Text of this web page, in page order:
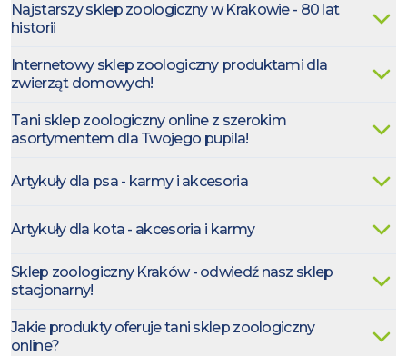
Najstarszy sklep zoologiczny w Krakowie - 80 lat
historii
Internetowy sklep zoologiczny produktami dla
zwierząt domowych!
Tani sklep zoologiczny online z szerokim
asortymentem dla Twojego pupila!
Artykuły dla psa - karmy i akcesoria
Artykuły dla kota - akcesoria i karmy
Sklep zoologiczny Kraków - odwiedź nasz sklep
stacjonarny!
Jakie produkty oferuje tani sklep zoologiczny
online?